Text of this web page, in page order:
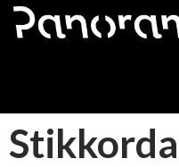
Søk
HOPP